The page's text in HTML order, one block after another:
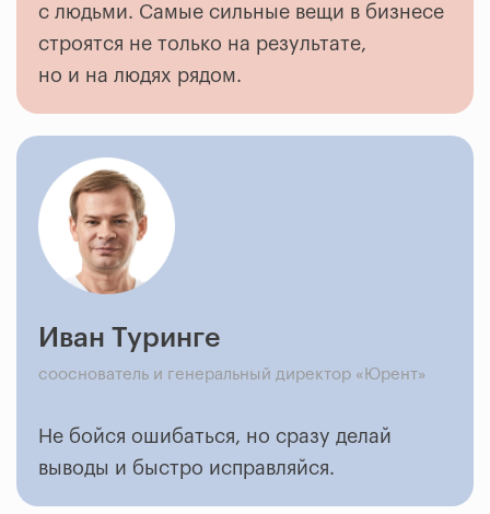
с людьми. Самые сильные вещи в бизнесе
строятся не только на результате,
но и на людях рядом.
Иван Туринге
сооснователь и генеральный директор «Юрент»
Не бойся ошибаться, но сразу делай
выводы и быстро исправляйся.